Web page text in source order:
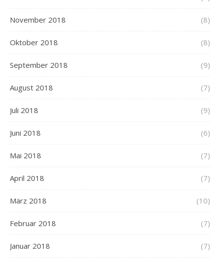
November 2018 (8)
Oktober 2018 (8)
September 2018 (9)
August 2018 (7)
Juli 2018 (9)
Juni 2018 (6)
Mai 2018 (7)
April 2018 (7)
März 2018 (10)
Februar 2018 (7)
Januar 2018 (7)